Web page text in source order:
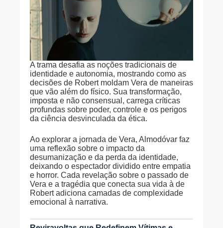
A trama desafia as noções tradicionais de
identidade e autonomia, mostrando como as
decisões de Robert moldam Vera de maneiras
que vão além do físico. Sua transformação,
imposta e não consensual, carrega críticas
profundas sobre poder, controle e os perigos
da ciência desvinculada da ética.
Ao explorar a jornada de Vera, Almodóvar faz
uma reflexão sobre o impacto da
desumanização e da perda da identidade,
deixando o espectador dividido entre empatia
e horror. Cada revelação sobre o passado de
Vera e a tragédia que conecta sua vida à de
Robert adiciona camadas de complexidade
emocional à narrativa.